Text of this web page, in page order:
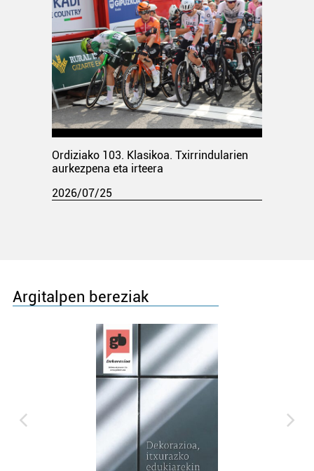
Ordiziako 103. Klasikoa. Txirrindularien
aurkezpena eta irteera
2026/07/25
Argitalpen bereziak